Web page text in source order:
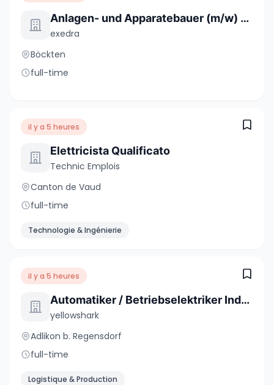
Anlagen- und Apparatebauer (m/w) - Festanstellung
exedra
Böckten
full-time
il y a 5 heures
Elettricista Qualificato
Technic Emplois
Canton de Vaud
full-time
Technologie & Ingénierie
il y a 5 heures
Automatiker / Betriebselektriker Industrie 80-100% (m/w)
yellowshark
Adlikon b. Regensdorf
full-time
Logistique & Production